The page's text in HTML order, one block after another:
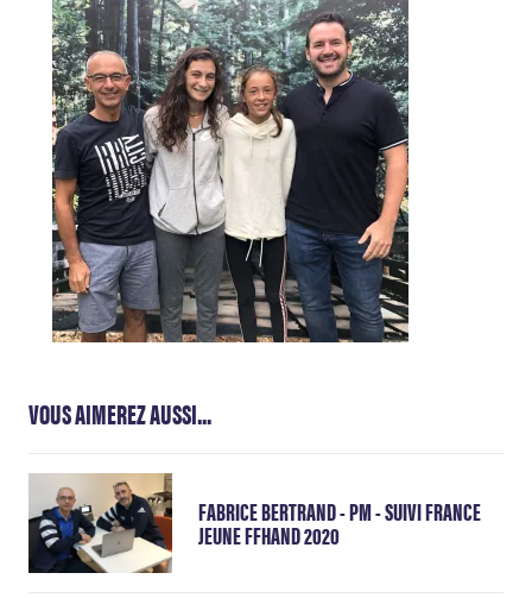
VOUS AIMEREZ AUSSI...
FABRICE BERTRAND - PM - SUIVI FRANCE
JEUNE FFHAND 2020